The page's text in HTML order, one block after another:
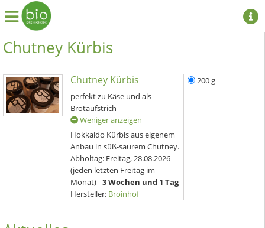
Chutney Kürbis
Chutney Kürbis
perfekt zu Käse und als
Brotaufstrich
Weniger anzeigen
Hokkaido Kürbis aus eigenem
Anbau in süß-saurem Chutney.
Abholtag: Freitag, 28.08.2026
(jeden letzten Freitag im
Monat) -3 Wochen und 1 Tag
Hersteller: Broinhof
200 g